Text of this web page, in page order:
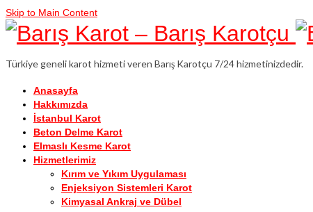
Skip to Main Content
Türkiye geneli karot hizmeti veren Barış Karotçu 7/24 hizmetinizdedir.
Anasayfa
Hakkımızda
İstanbul Karot
Beton Delme Karot
Elmaslı Kesme Karot
Hizmetlerimiz
Kırım ve Yıkım Uygulaması
Enjeksiyon Sistemleri Karot
Kimyasal Ankraj ve Dübel